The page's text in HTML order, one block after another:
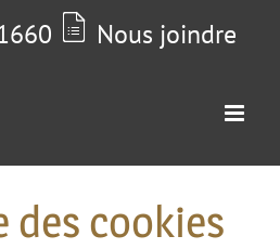
Nous joindre
des cookies